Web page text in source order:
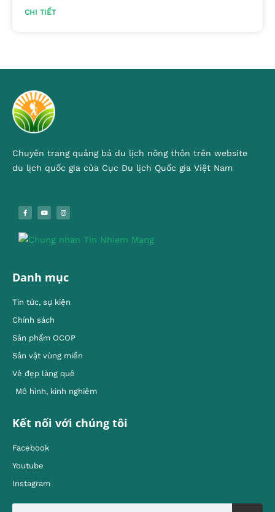
CHI TIẾT
Chuyên trang quảng bá du lịch nông thôn trên website
du lịch quốc gia của Cục Du lịch Quốc gia Việt Nam
Danh mục
Tin tức, sự kiện
Chính sách
Sản phẩm OCOP
Sản vật vùng miền
Vẻ đẹp làng quê
Mô hình, kinh nghiêm
Kết nối với chúng tôi
Facebook
Youtube
Instagram